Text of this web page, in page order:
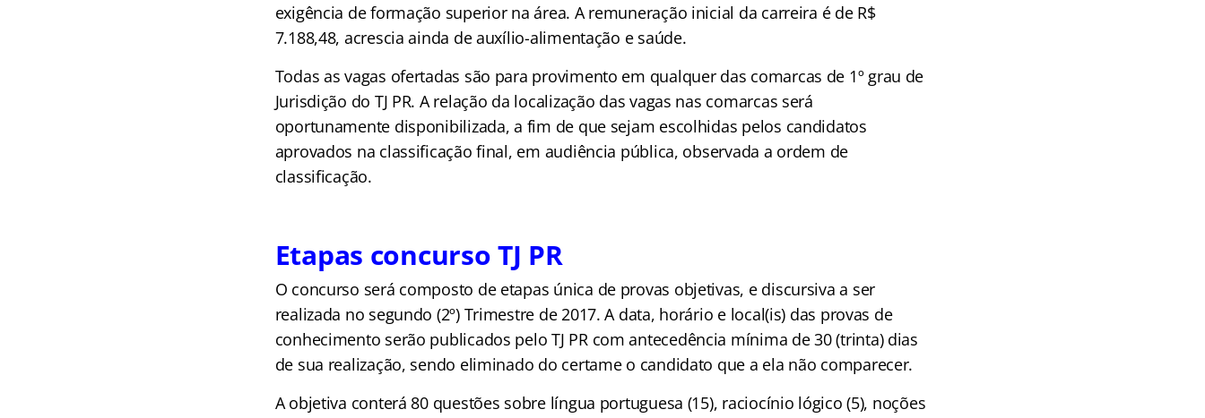
exigência de formação superior na área. A remuneração inicial da carreira é de R$
7.188,48, acrescia ainda de auxílio-alimentação e saúde.
Todas as vagas ofertadas são para provimento em qualquer das comarcas de 1º grau de
Jurisdição do TJ PR. A relação da localização das vagas nas comarcas será
oportunamente disponibilizada, a fim de que sejam escolhidas pelos candidatos
aprovados na classificação final, em audiência pública, observada a ordem de
classificação.
Etapas concurso TJ PR
O concurso será composto de etapas única de provas objetivas, e discursiva a ser
realizada no segundo (2º) Trimestre de 2017. A data, horário e local(is) das provas de
conhecimento serão publicados pelo TJ PR com antecedência mínima de 30 (trinta) dias
de sua realização, sendo eliminado do certame o candidato que a ela não comparecer.
A objetiva conterá 80 questões sobre língua portuguesa (15), raciocínio lógico (5), noções